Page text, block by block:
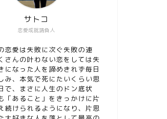
恋愛成就請負人
サトコ
恋愛は失敗に次ぐ失敗の連
さんの叶わない恋をしては失
になった人を諦めきれず毎日
み、本気で死にたいくらい思
で、まさに人生のドン底状
「あること」をきっかけに片
続けられるようになり、片思